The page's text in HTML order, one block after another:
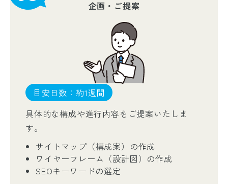
企画・ご提案
目安日数：約1週間
具体的な構成や進行内容をご提案いたしま
す。
サイトマップ（構成案）の作成
ワイヤーフレーム（設計図）の作成
SEOキーワードの選定